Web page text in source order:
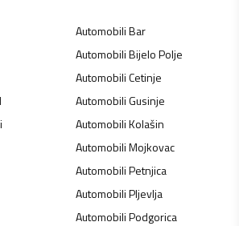
AutomobiliBar
AutomobiliBijelo Polje
AutomobiliCetinje
AutomobiliGusinje
AutomobiliKolašin
AutomobiliMojkovac
AutomobiliPetnjica
AutomobiliPljevlja
AutomobiliPodgorica